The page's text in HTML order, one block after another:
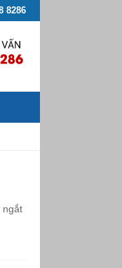
8286
ngắt